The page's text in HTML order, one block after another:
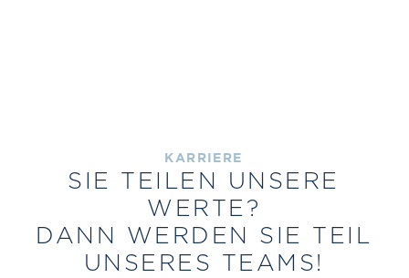
KARRIERE
SIE TEILEN UNSERE
WERTE?
DANN WERDEN SIE TEIL
UNSERES TEAMS!